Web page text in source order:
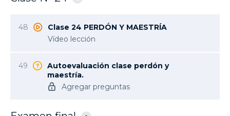
48
Clase 24 PERDÓN Y MAESTRÍA
Vídeo lección
49
Autoevaluación clase perdón y
maestría.
Agregar preguntas